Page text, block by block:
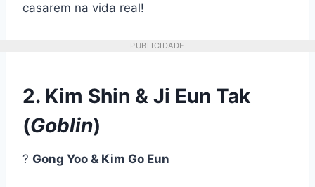
casarem na vida real!
PUBLICIDADE
2. Kim Shin & Ji Eun Tak
(Goblin)
? Gong Yoo & Kim Go Eun